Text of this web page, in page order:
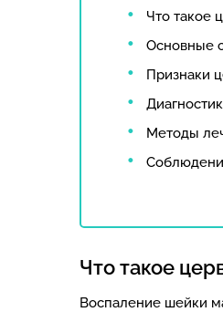
Что такое
Основные
Признаки
Методы
Что такое
Воспаление шейки